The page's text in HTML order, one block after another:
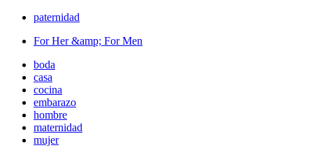
paternidad
For Her &amp; For Men
boda
casa
cocina
embarazo
hombre
maternidad
mujer